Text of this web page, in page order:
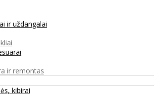
ir uždangalai
ir remontas
kibirai